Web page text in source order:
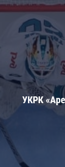
УКРК